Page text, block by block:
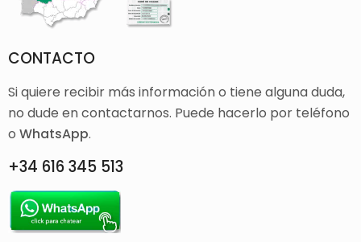
CONTACTO
Si quiere recibir más información o tiene alguna duda,
no dude en contactarnos. Puede hacerlo por teléfono
o WhatsApp.
+34 616 345 513